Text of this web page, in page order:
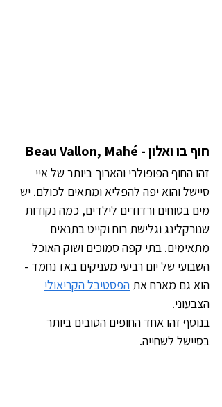
חוף בו ואלון - Beau Vallon, Mahé
זהו החוף הפופולרי והארוך ביותר של איי
סיישל והוא יפה להפליא ומתאים לכולם. יש
מים בטוחים ורדודים לילדים, כמה נקודות
שנורקלינג וגלישת רוח וקייט בתנאים
מתאימים. בתי קפה סמוכים ושוק האוכל
השבועי של יום רביעי מעניקים באז נחמד -
הוא גם מארח את הפסטיבל הקריאולי
הצבעוני.
בנוסף זהו אחד החופים הטובים ביותר
בסיישל לשחייה.